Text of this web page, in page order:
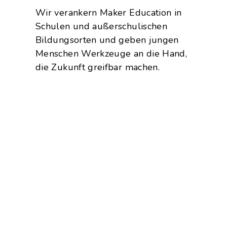
Wir verankern Maker Education in
Schulen und außerschulischen
Bildungsorten und geben jungen
Menschen Werkzeuge an die Hand,
die Zukunft greifbar machen.